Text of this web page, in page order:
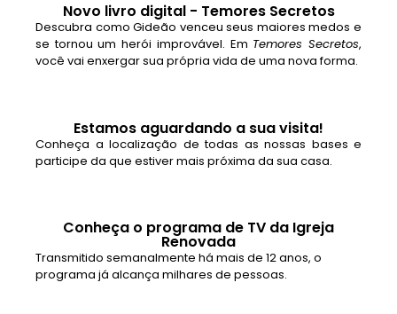
Novo livro digital - Temores Secretos
Descubra como Gideão venceu seus maiores medos e
se tornou um herói improvável. Em Temores Secretos,
você vai enxergar sua própria vida de uma nova forma.
Estamos aguardando a sua visita!
Conheça a localização de todas as nossas bases e
participe da que estiver mais próxima da sua casa.
Conheça o programa de TV da Igreja
Renovada
Transmitido semanalmente há mais de 12 anos, o
programa já alcança milhares de pessoas.